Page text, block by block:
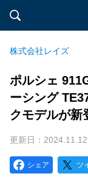
株式会社レイズ
ポルシェ
ーシング
クモデルが新
更新日：2024.11.12
シェア ツ